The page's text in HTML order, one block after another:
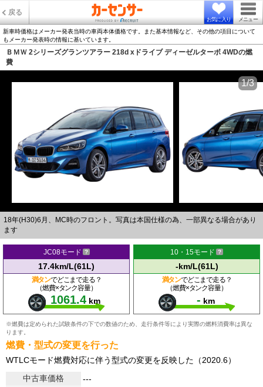
戻る
お気に入り メニュー
新車時価格はメーカー発表当時の車両本体価格です。また基本情報など、その他の項目について
もメーカー発表時の情報に基いています。
ＢＭＷ 2シリーズグランツアラー 218d xドライブ ディーゼルターボ 4WDの燃
費
18年(H30)6月、MC時のフロント。写真は本国仕様の為、一部異なる場合があり
ます
1/3
JC08モード
17.4km/L(61L)
満タンでどこまで走る？
（燃費×タンク容量）
1061.4 km
10・15モード
-km/L(61L)
満タンでどこまで走る？
（燃費×タンク容量）
- km
※燃費は定められた試験条件の下での数値のため、走行条件等により実際の燃料消費率は異な
ります。
燃費・型式の変更を行った
WTLCモード燃費対応に伴う型式の変更を反映した（2020.6）
中古車価格
---